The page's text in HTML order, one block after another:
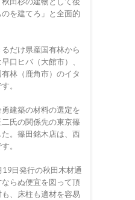
を建てろ」と全面的
だけ県産国有林から
口ヒバ（大館市）、
林（鹿角市）のイタ
。
建築の材料の選定を
氏の関係先の東京篠
。篠田銘木店は、西
。
日発行の秋田木材通
らぬ便宜を図って頂
、床柱も適材を容易